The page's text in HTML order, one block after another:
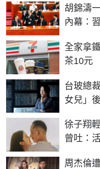
胡錦濤
內幕：
全家拿
茶10元
台玻總
女兒」
徐子翔
曾吐：
周杰倫